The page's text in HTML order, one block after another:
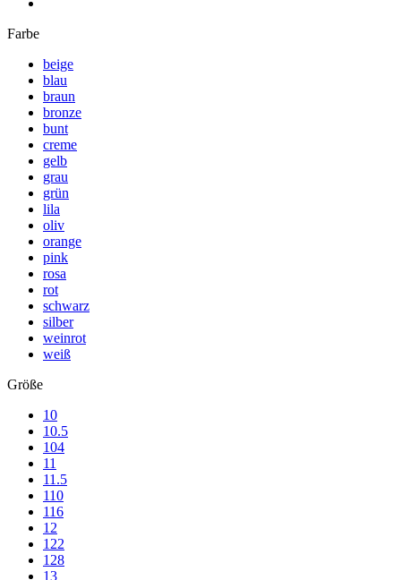
Farbe
beige
blau
braun
bronze
bunt
creme
gelb
grau
grün
lila
oliv
orange
pink
rosa
rot
schwarz
silber
weinrot
weiß
Größe
10
10.5
104
11
11.5
110
116
12
122
128
13